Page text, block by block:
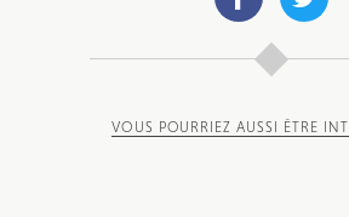
VOUS POURRIEZ AUSSI ÊTRE